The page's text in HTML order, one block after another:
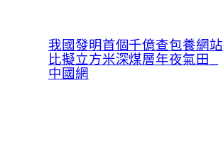
我國發明首個千億查包養網站
比擬立方米深煤層年夜氣田_
中國網